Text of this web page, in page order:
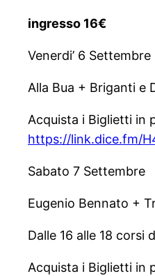
ingresso 16€
Venerdi’ 6 Settembre
Alla Bua + Briganti e
Acquista i Biglietti in
https://link.dice.fm/
Sabato 7 Settembre
Eugenio Bennato +
Dalle 16 alle 18 corsi
Acquista i Biglietti in